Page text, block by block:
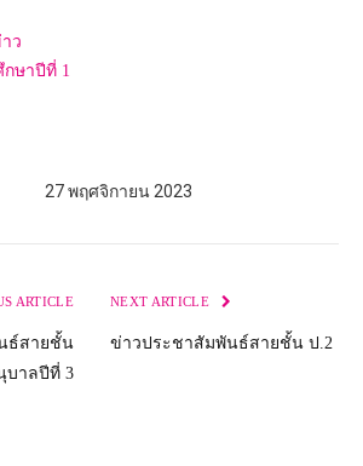
ว
ษาปีที่ 1
27 พฤศจิกายน 2023
ARTICLE
ธ์สายชั้น
บาลปีที่ 3
NEXT ARTICLE
ข่าวประชาสัมพันธ์สายชั้น ป.2